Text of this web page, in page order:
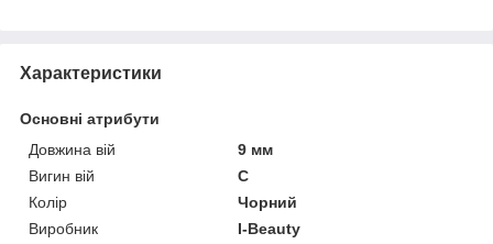
Характеристики
Основні атрибути
Довжина вій
9 мм
Вигин вій
C
Колір
Чорний
Виробник
I-Beauty